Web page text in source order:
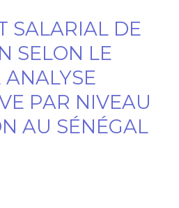
SALARIAL DE
SELON LE
ANALYSE
PAR NIVEAU
AU SÉNÉGAL